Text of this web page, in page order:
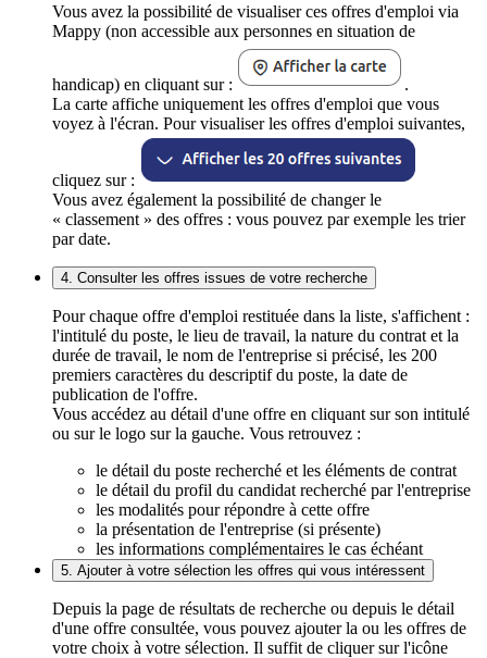
Vous avez la possibilité de visualiser ces offres d'emploi via
Mappy (non accessible aux personnes en situation de
handicap) en cliquant sur :
.
La carte affiche uniquement les offres d'emploi que vous
voyez à l'écran. Pour visualiser les offres d'emploi suivantes,
cliquez sur :
Vous avez également la possibilité de changer le
« classement » des offres : vous pouvez par exemple les trier
par date.
4. Consulter les offres issues de votre recherche
Pour chaque offre d'emploi restituée dans la liste, s'affichent :
l'intitulé du poste, le lieu de travail, la nature du contrat et la
durée de travail, le nom de l'entreprise si précisé, les 200
premiers caractères du descriptif du poste, la date de
publication de l'offre.
Vous accédez au détail d'une offre en cliquant sur son intitulé
ou sur le logo sur la gauche. Vous retrouvez :
le détail du poste recherché et les éléments de contrat
le détail du profil du candidat recherché par l'entreprise
les modalités pour répondre à cette offre
la présentation de l'entreprise (si présente)
les informations complémentaires le cas échéant
5. Ajouter à votre sélection les offres qui vous intéressent
Depuis la page de résultats de recherche ou depuis le détail
d'une offre consultée, vous pouvez ajouter la ou les offres de
votre choix à votre sélection. Il suffit de cliquer sur l'icône